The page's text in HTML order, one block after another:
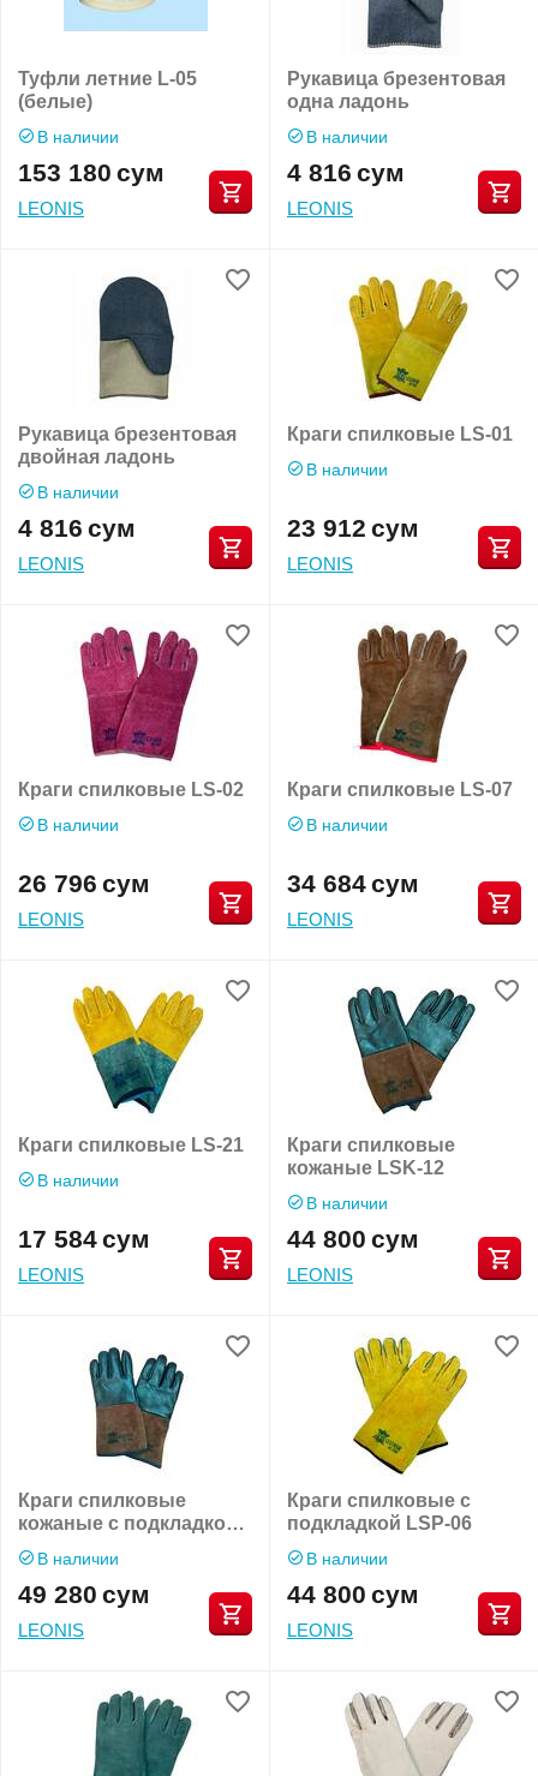
Туфли летние L-05
(белые)
В наличии
153 180 сум
LEONIS
Рукавица брезентовая
одна ладонь
В наличии
4 816 сум
LEONIS
Рукавица брезентовая
двойная ладонь
В наличии
4 816 сум
LEONIS
Краги спилковые LS-01
В наличии
23 912 сум
LEONIS
Краги спилковые LS-02
В наличии
26 796 сум
LEONIS
Краги спилковые LS-07
В наличии
34 684сум
LEONIS
Краги спилковые LS-21
В наличии
17 584сум
LEONIS
Краги спилковые
кожаные LSK-12
В наличии
44 800 сум
LEONIS
Краги спилковые
кожаные с подкладкой
LSKP-13
В наличии
49 280 сум
LEONIS
Краги спилковые с
подкладкой LSP-06
В наличии
44 800 сум
LEONIS